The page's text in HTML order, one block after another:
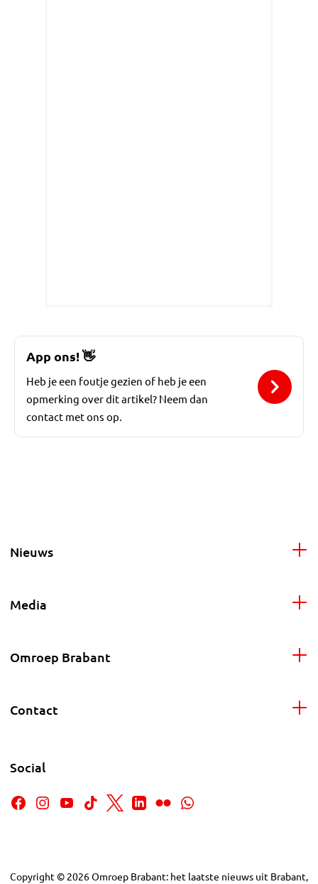
App ons!👋
Heb je een foutje gezien of heb je een
opmerking over dit artikel? Neem dan
contact met ons op.
Nieuws
Media
Omroep Brabant
Contact
Social
Copyright © 2026Omroep Brabant: het laatste nieuws uit Brabant,